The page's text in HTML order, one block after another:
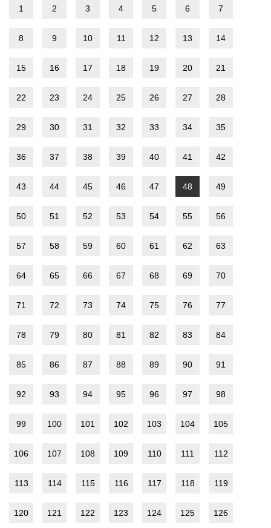
1 2 3 4 5 6 7
8 9 10 11 12 13 14
15 16 17 18 19 20 21
22 23 24 25 26 27 28
29 30 31 32 33 34 35
36 37 38 39 40 41 42
43 44 45 46 47 48 49
50 51 52 53 54 55 56
57 58 59 60 61 62 63
64 65 66 67 68 69 70
71 72 73 74 75 76 77
78 79 80 81 82 83 84
85 86 87 88 89 90 91
92 93 94 95 96 97 98
99 100 101 102 103 104 105
106 107 108 109 110 111 112
113 114 115 116 117 118 119
120 121 122 123 124 125 126